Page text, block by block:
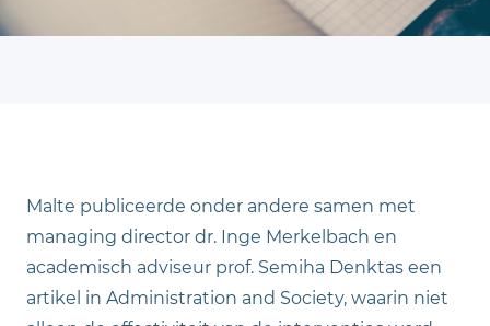
Malte publiceerde onder andere samen met
managing director dr. Inge Merkelbach en
academisch adviseur prof. Semiha Denktas een
artikel in Administration and Society, waarin niet